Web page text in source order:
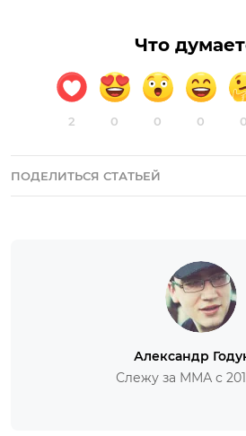
Что
2 0 0 0 0
ПОДЕЛИТЬСЯ СТАТЬЕЙ
Александр
Слежу за ММА с